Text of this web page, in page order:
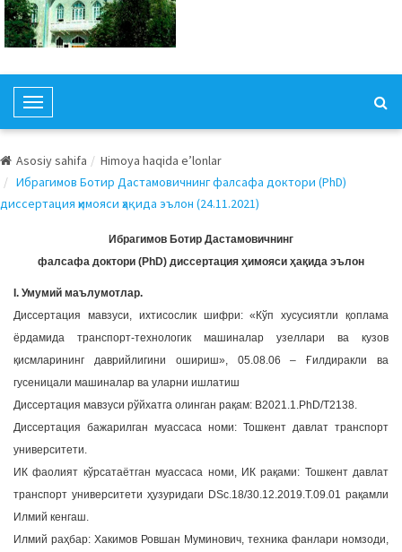
T
o
g
l
e
a
i
g
a
t
i
o
n
Asosiy sahifa
Himoya haqida e’lonlar
Ибрагимов Ботир Дастамовичнинг фалсафа доктори (PhD)
диссертация ҳимояси ҳақида эълон (24.11.2021)
Ибрагимов Ботир Дастамовичнинг
фалсафа доктори (PhD) диссертация ҳимояси ҳақида эълон
I. Умумий маълумотлар.
Диссертация мавзуси, ихтисослик шифри: «Кўп хусусиятли қоплама
ёрдамида транспорт-технологик машиналар узеллари ва кузов
қисмларининг даврийлигини ошириш», 05.08.06 – Ғилдиракли ва
гусеницали машиналар ва уларни ишлатиш
Диссертация мавзуси рўйхатга олинган рақам: В2021.1.PhD/Т2138.
Диссертация бажарилган муассаса номи: Тошкент давлат транспорт
университети.
ИК фаолият кўрсатаётган муассаса номи, ИК рақами: Тошкент давлат
транспорт университети ҳузуридаги DSc.18/30.12.2019.T.09.01 рақамли
Илмий кенгаш.
Илмий раҳбар: Хакимов Ровшан Муминович, техника фанлари номзоди,